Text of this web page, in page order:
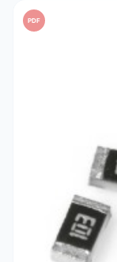
PDF